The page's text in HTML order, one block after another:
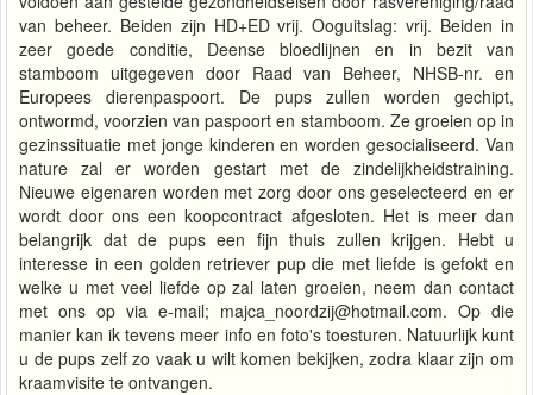
van beheer. Beiden zijn HD+ED vrij. Ooguitslag: vrij. Beiden in
zeer goede conditie, Deense bloedlijnen en in bezit van
stamboom uitgegeven door Raad van Beheer, NHSB-nr. en
Europees dierenpaspoort. De pups zullen worden gechipt,
ontwormd, voorzien van paspoort en stamboom. Ze groeien op in
gezinssituatie met jonge kinderen en worden gesocialiseerd. Van
nature zal er worden gestart met de zindelijkheidstraining.
Nieuwe eigenaren worden met zorg door ons geselecteerd en er
wordt door ons een koopcontract afgesloten. Het is meer dan
belangrijk dat de pups een fijn thuis zullen krijgen. Hebt u
interesse in een golden retriever pup die met liefde is gefokt en
welke u met veel liefde op zal laten groeien, neem dan contact
met ons op via e-mail; majca_noordzij@hotmail.com. Op die
manier kan ik tevens meer info en foto's toesturen. Natuurlijk kunt
u de pups zelf zo vaak u wilt komen bekijken, zodra klaar zijn om
kraamvisite te ontvangen.